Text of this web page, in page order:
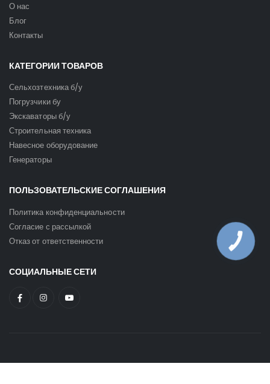
О нас
Блог
Контакты
КАТЕГОРИИ ТОВАРОВ
Сельхозтехника б/у
Погрузчики бу
Экскаваторы б/у
Строительная техника
Навесное оборудование
Генераторы
ПОЛЬЗОВАТЕЛЬСКИЕ СОГЛАШЕНИЯ
Политика конфиденциальности
Согласие с рассылкой
Отказ от ответственности
СОЦИАЛЬНЫЕ СЕТИ
КНОПКА
ЗВ'ЯЗКУ